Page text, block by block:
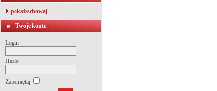
pokaż/schowaj
Twoje konto
Login
Hasło
Zapamiętaj